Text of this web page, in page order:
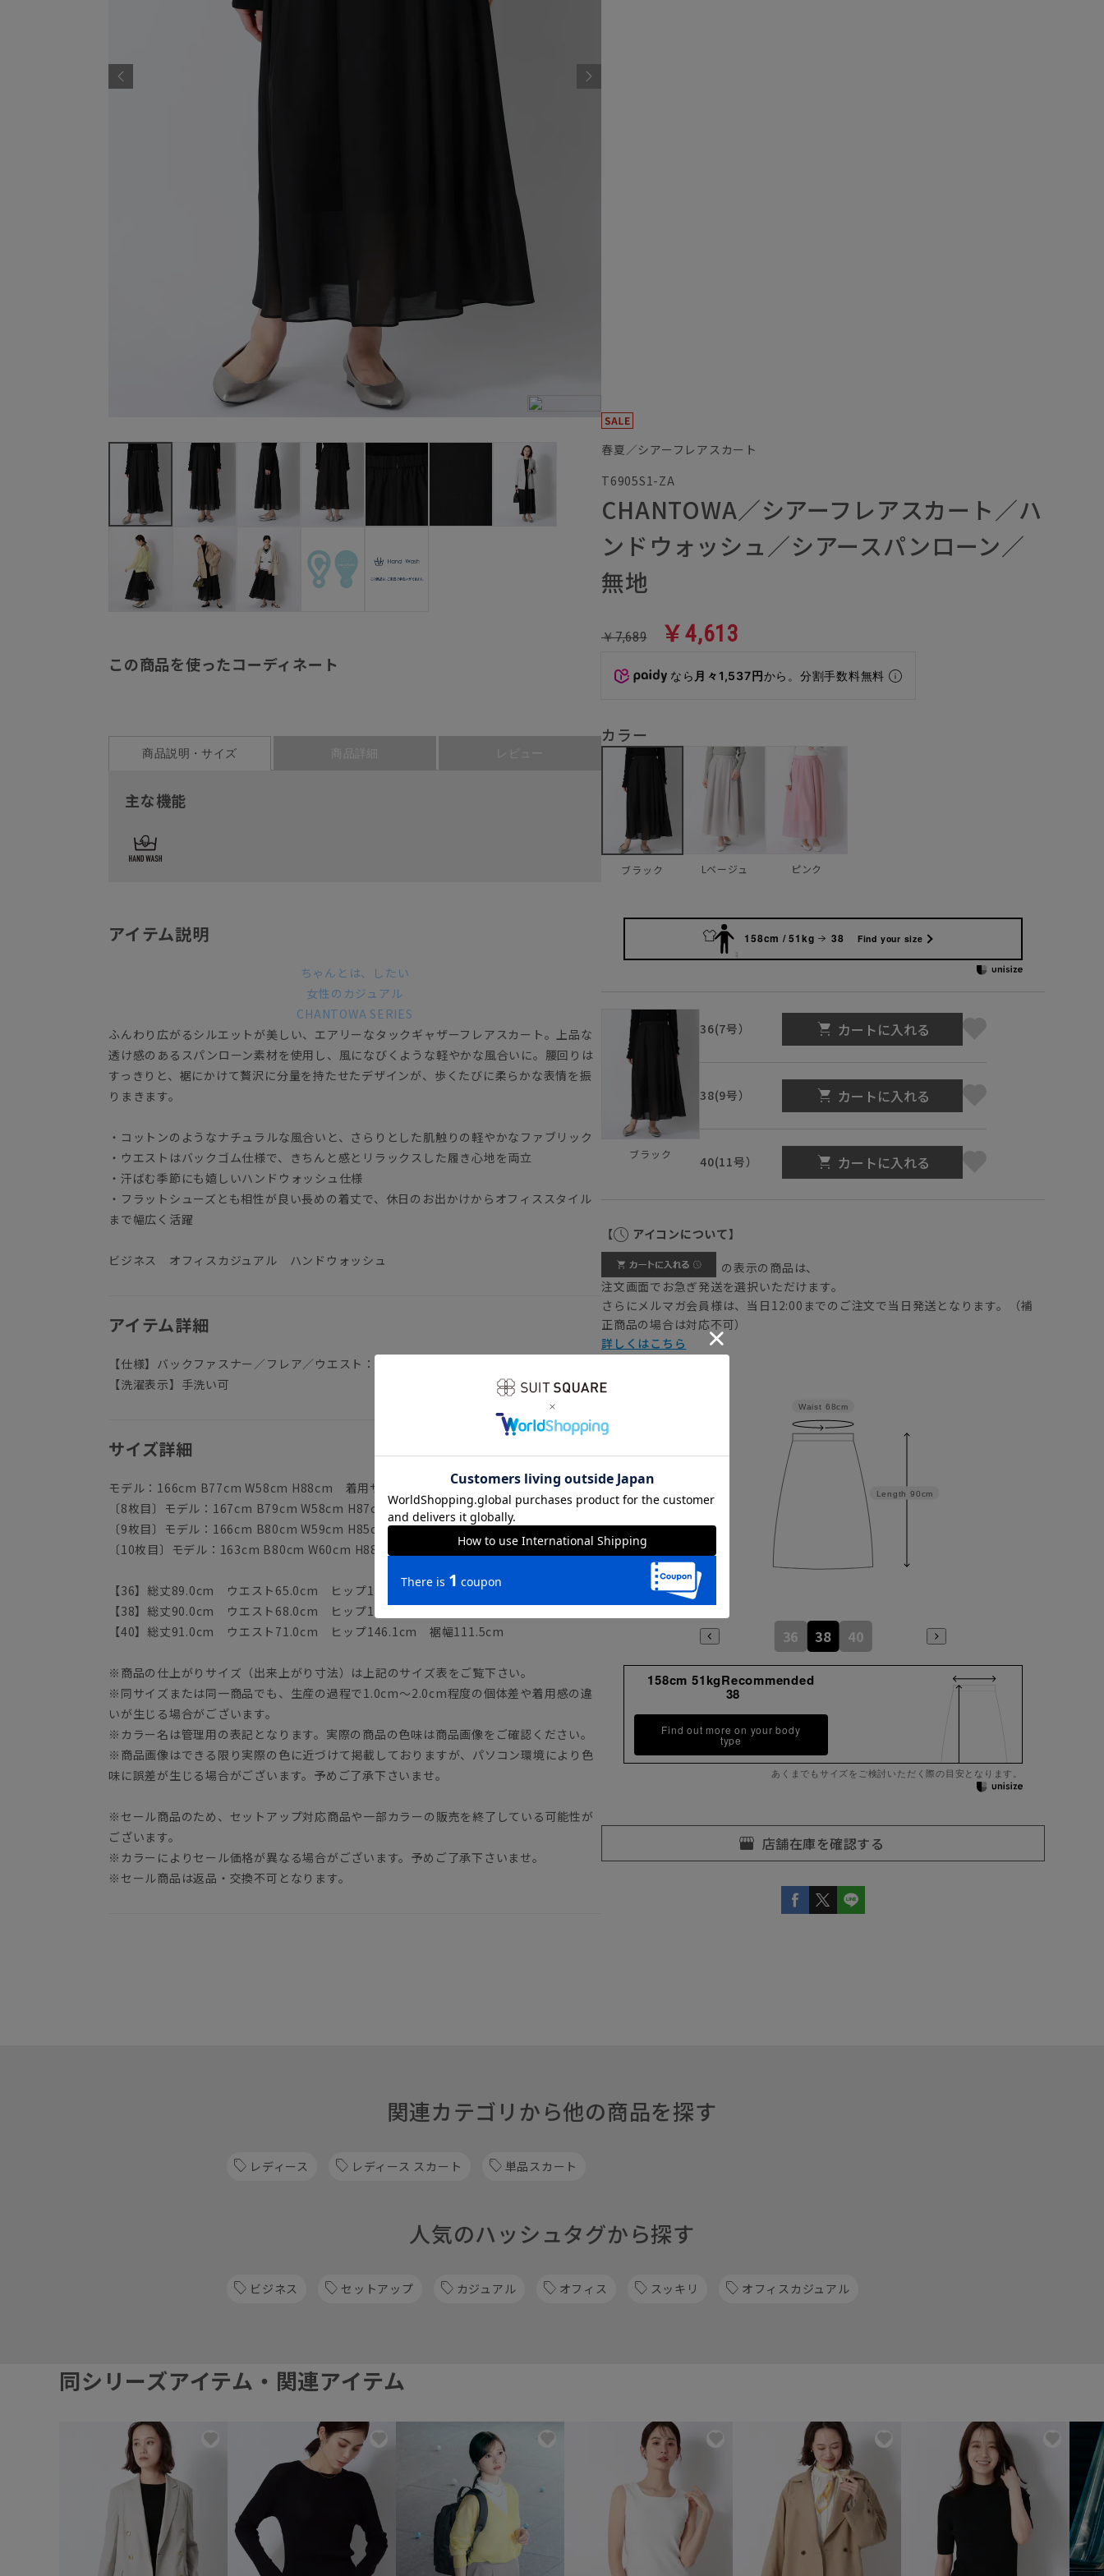
この商品を使ったコーディネート
商品説明・サイズ 商品詳細 レビュー
主な機能
アイテム説明
ちゃんとは、したい
女性のカジュアル
CHANTOWA SERIES
ふんわり広がるシルエットが美しい、エアリーなタックギャザーフレアスカート。上品な
透け感のあるスパンローン素材を使用し、風になびくような軽やかな風合いに。腰回りは
すっきりと、裾にかけて贅沢に分量を持たせたデザインが、歩くたびに柔らかな表情を振
りまきます。
・コットンのようなナチュラルな風合いと、さらりとした肌触りの軽やかなファブリック
・ウエストはバックゴム仕様で、きちんと感とリラックスした履き心地を両立
・汗ばむ季節にも嬉しいハンドウォッシュ仕様
・フラットシューズとも相性が良い長めの着丈で、休日のお出かけからオフィススタイル
まで幅広く活躍
ビジネス オフィスカジュアル ハンドウォッシュ
アイテム詳細
【仕様】バックファスナー／フレア／ウエスト：バックゴム／裏地
【洗濯表示】手洗い可
サイズ詳細
モデル：166cm B77cm W58cm H88cm 着用サイズ：38
〔8枚目〕モデル：167cm B79cm W58cm H87cm 着用サイズ：38
〔9枚目〕モデル：166cm B80cm W59cm H85cm 着用サイズ：38
〔10枚目〕モデル：163cm B80cm W60cm H88cm 着用サイズ：38
【36】総丈89.0cm ウエスト65.0cm ヒップ140.1cm 裾幅108.5cm
【38】総丈90.0cm ウエスト68.0cm ヒップ143.1cm 裾幅110.0cm
【40】総丈91.0cm ウエスト71.0cm ヒップ146.1cm 裾幅111.5cm
※商品の仕上がりサイズ（出来上がり寸法）は上記のサイズ表をご覧下さい。
※同サイズまたは同一商品でも、生産の過程で1.0cm～2.0cm程度の個体差や着用感の違
いが生じる場合がございます。
※カラー名は管理用の表記となります。実際の商品の色味は商品画像をご確認ください。
※商品画像はできる限り実際の色に近づけて掲載しておりますが、パソコン環境により色
味に誤差が生じる場合がございます。予めご了承下さいませ。
※セール商品のため、セットアップ対応商品や一部カラーの販売を終了している可能性が
ございます。
※カラーによりセール価格が異なる場合がございます。予めご了承下さいませ。
※セール商品は返品・交換不可となります。
春夏／シアーフレアスカート
T6905S1-ZA
CHANTOWA／シアーフレアスカート／ハ
ンドウォッシュ／シアースパンローン／
無地
￥7,689 ￥4,613
なら 月々1,537円から。分割手数料無料
カラー
ブラック Lベージュ ピンク
158cm / 51kg 38 Find your size
ブラック
36(7号） カートに入れる
38(9号） カートに入れる
40(11号） カートに入れる
【 アイコンについて】
の表示の商品は、
注文画面でお急ぎ発送を選択いただけます。
さらにメルマガ会員様は、当日12:00までのご注文で当日発送となります。（補
正商品の場合は対応不可）
詳しくはこちら
Length 90cm
Waist 68cm
36 38 40
158cm 51kgRecommended
38
Find out more on your body
type
あくまでもサイズをご検討いただく際の目安となります。
関連カテゴリから他の商品を探す
レディース レディース スカート 単品スカート
人気のハッシュタグから探す
ビジネス セットアップ カジュアル オフィス スッキリ オフィスカジュアル
同シリーズアイテム・関連アイテム